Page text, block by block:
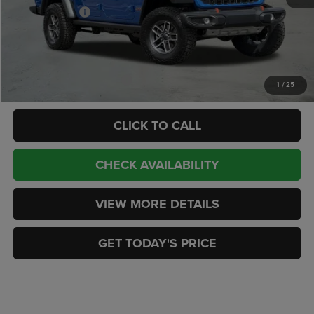
1 / 25
Jeep Incentives:
-$5,929
Doc Fee:
+$449
CASA PRICE
$52,010
-$2,000
CLICK TO CALL
CHECK AVAILABILITY
VIEW MORE DETAILS
GET TODAY'S PRICE